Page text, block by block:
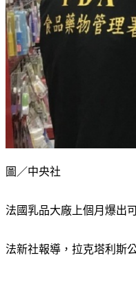
圖／中央社
法國乳品大廠上個月爆出
法新社報導，拉克塔利斯